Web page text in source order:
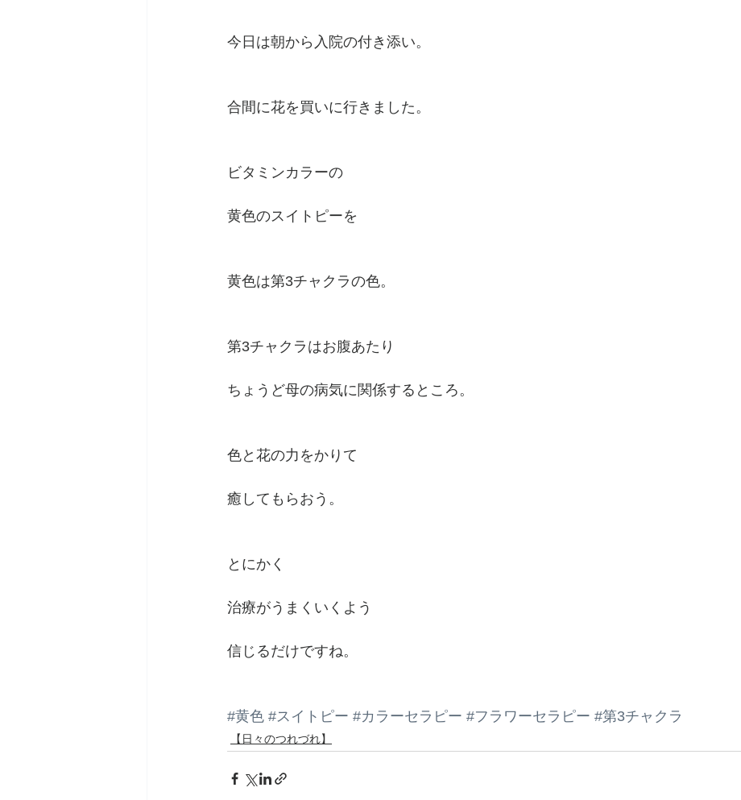
今日は朝から入院の付き添い。
合間に花を買いに行きました。
ビタミンカラーの
黄色のスイトピーを
黄色は第3チャクラの色。
第3チャクラはお腹あたり
ちょうど母の病気に関係するところ。
色と花の力をかりて
癒してもらおう。
とにかく
治療がうまくいくよう
信じるだけですね。
#黄色 #スイトピー #カラーセラピー #フラワーセラピー #第3チャクラ
【日々のつれづれ】